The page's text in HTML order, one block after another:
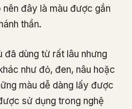
đây là màu được gắn
thần.
đã dùng từ rất lâu nhưng
như đỏ, đen, nâu hoặc
màu dễ dàng lấy được
sử dụng trong nghệ